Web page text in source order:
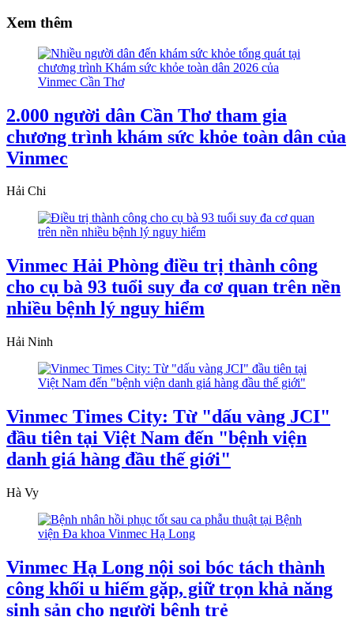
Xem thêm
2.000 người dân Cần Thơ tham gia
chương trình khám sức khỏe toàn dân của
Vinmec
Hải Chi
Vinmec Hải Phòng điều trị thành công
cho cụ bà 93 tuổi suy đa cơ quan trên nền
nhiều bệnh lý nguy hiểm
Hải Ninh
Vinmec Times City: Từ "dấu vàng JCI"
đầu tiên tại Việt Nam đến "bệnh viện
danh giá hàng đầu thế giới"
Hà Vy
Vinmec Hạ Long nội soi bóc tách thành
công khối u hiếm gặp, giữ trọn khả năng
sinh sản cho người bệnh trẻ